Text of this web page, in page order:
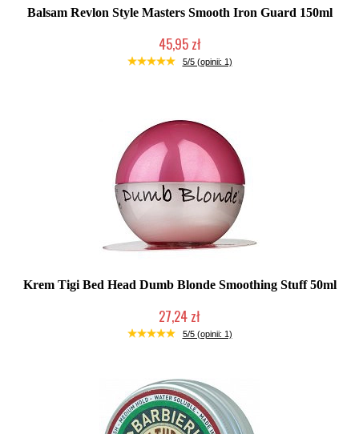
Balsam Revlon Style Masters Smooth Iron Guard 150ml
45,95 zł
Duża ilość (wysyłka w 24h)
5/5 (opinii: 1)
Krem Tigi Bed Head Dumb Blonde Smoothing Stuff 50ml
27,24 zł
Produkt wycofany
5/5 (opinii: 1)